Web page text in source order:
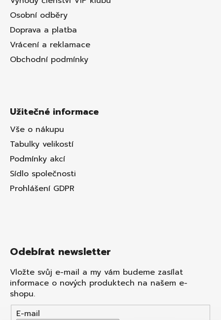
Osobní odběry
Doprava a platba
Vrácení a reklamace
Obchodní podmínky
Užitečné informace
Vše o nákupu
Tabulky velikostí
Podmínky akcí
Sídlo společnosti
Prohlášení GDPR
Odebírat newsletter
Vložte svůj e-mail a my vám budeme zasílat
informace o nových produktech na našem e-
shopu.
E-mail